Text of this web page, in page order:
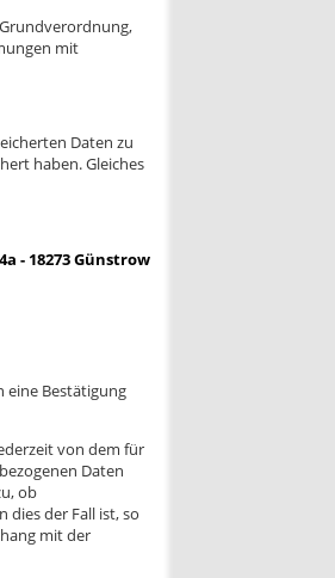
mit
Daten zu
haben. Gleiches
- 18273 Günstrow
eine Bestätigung
von dem für
Daten
ob
der Fall ist, so
mit der